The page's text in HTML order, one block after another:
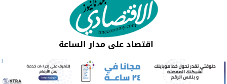
اقتصاد على مدار الساعة